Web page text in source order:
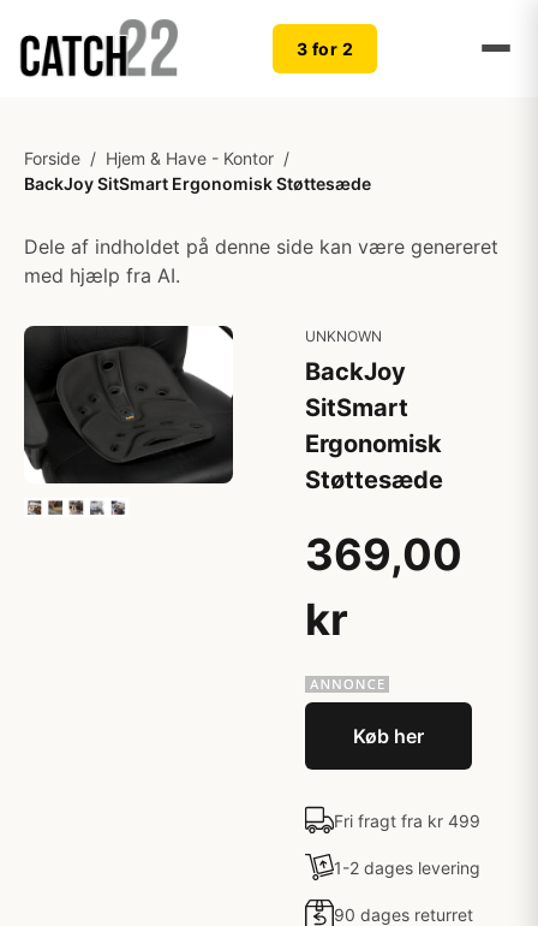
3 for 2
Forside / Hjem & Have - Kontor /
BackJoy SitSmart Ergonomisk Støttesæde
Dele af indholdet på denne side kan være genereret
med hjælp fra AI.
UNKNOWN
BackJoy
SitSmart
Ergonomisk
Støttesæde
369,00
kr
Køb her
Fri fragt fra kr 499
1-2 dages levering
90 dages returret